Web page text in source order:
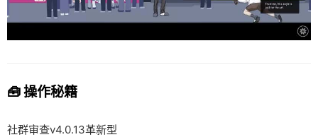
🧰 操作秘籍
社群审查v4.0.13革新型